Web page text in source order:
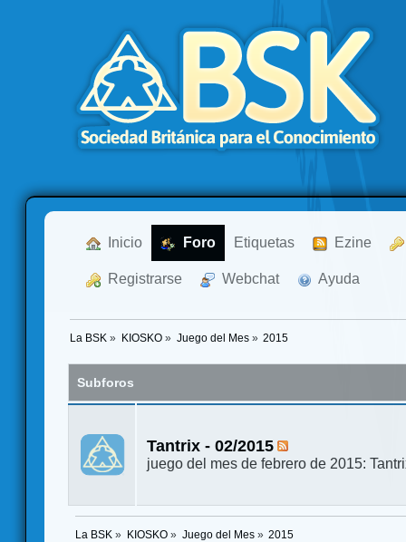
Inicio Foro Etiquetas Ezine
Registrarse Webchat Ayuda
La BSK » KIOSKO» Juego del Mes» 2015
Subforos
Tantrix - 02/2015
juego del mes de febrero de 2015:
La BSK » KIOSKO» Juego del Mes» 2015